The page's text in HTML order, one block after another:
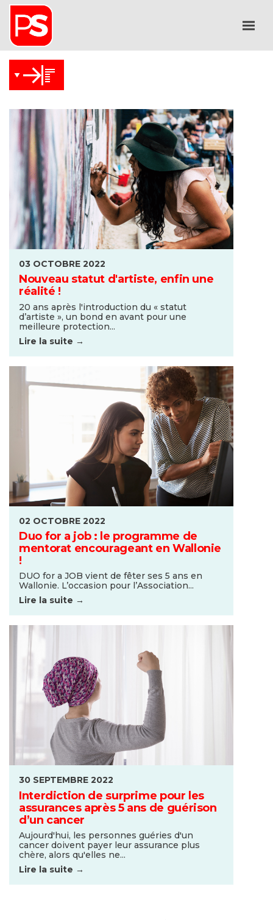
03 OCTOBRE 2022
Nouveau statut d'artiste, enfin une
réalité !
20 ans après l'introduction du « statut
d’artiste », un bond en avant pour une
meilleure protection...
Lire la suite →
02 OCTOBRE 2022
Duo for a job : le programme de
mentorat encourageant en Wallonie
!
DUO for a JOB vient de fêter ses 5 ans en
Wallonie. L’occasion pour l’Association...
Lire la suite →
30 SEPTEMBRE 2022
Interdiction de surprime pour les
assurances après 5 ans de guérison
d’un cancer
Aujourd'hui, les personnes guéries d'un
cancer doivent payer leur assurance plus
chère, alors qu'elles ne...
Lire la suite →